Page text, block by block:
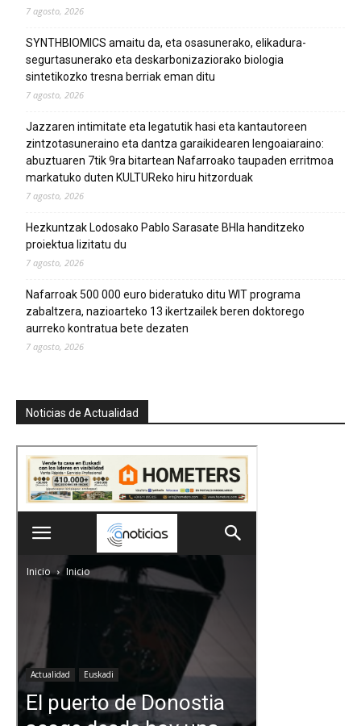
7 agosto, 2026
SYNTHBIOMICS amaitu da, eta osasunerako, elikadura-
segurtasunerako eta deskarbonizaziorako biologia
sintetikozko tresna berriak eman ditu
7 agosto, 2026
Jazzaren intimitate eta legatutik hasi eta kantautoreen
zintzotasuneraino eta dantza garaikidearen lengoaiaraino:
abuztuaren 7tik 9ra bitartean Nafarroako taupaden erritmoa
markatuko duten KULTUReko hiru hitzorduak
7 agosto, 2026
Hezkuntzak Lodosako Pablo Sarasate BHIa handitzeko
proiektua lizitatu du
7 agosto, 2026
Nafarroak 500 000 euro bideratuko ditu WIT programa
zabaltzera, nazioarteko 13 ikertzailek beren doktorego
aurreko kontratua bete dezaten
7 agosto, 2026
Noticias de Actualidad